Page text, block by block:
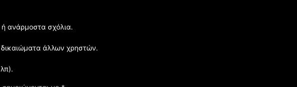
ή ανάρμοστα σχόλια.
δικαιώματα άλλων χρηστών.